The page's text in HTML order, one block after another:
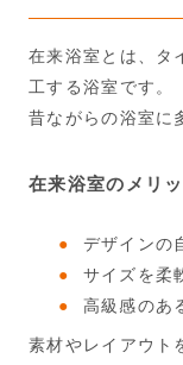
在来浴室とは、タ
工する浴室です。
昔ながらの浴室に
在来浴室のメリッ
デザインの
サイズを柔
高級感のあ
素材やレイアウト